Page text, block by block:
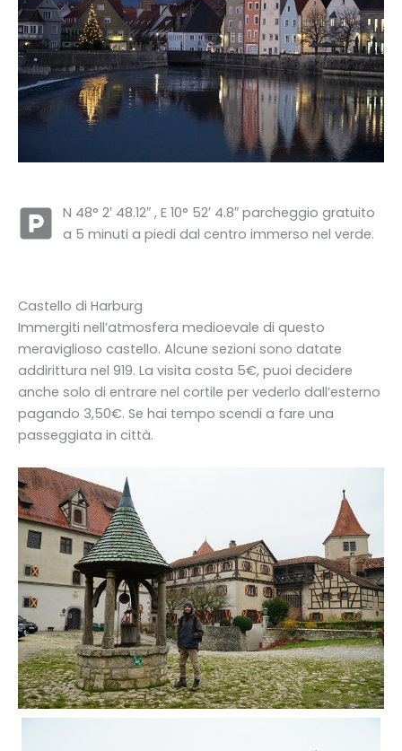
N 48° 2′ 48.12″ , E 10° 52′ 4.8″ parcheggio gratuito
a 5 minuti a piedi dal centro immerso nel verde.
Castello di Harburg
Immergiti nell’atmosfera medioevale di questo
meraviglioso castello. Alcune sezioni sono datate
addirittura nel 919. La visita costa 5€, puoi decidere
anche solo di entrare nel cortile per vederlo dall’esterno
pagando 3,50€. Se hai tempo scendi a fare una
passeggiata in città.